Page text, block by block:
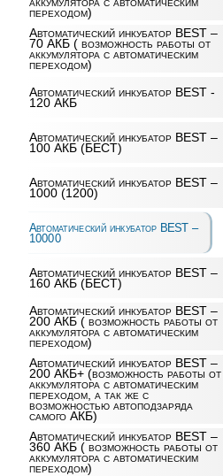
переходом)
Автоматический инкубатор BEST –
70 АКБ ( возможность работы от
аккумулятора с автоматическим
переходом)
Автоматический инкубатор BEST -
120 АКБ
Автоматический инкубатор BEST –
100 АКБ (БЕСТ)
Автоматический инкубатор BEST –
1000 (1200)
Автоматический инкубатор BEST –
10000
Автоматический инкубатор BEST –
160 АКБ (БЕСТ)
Автоматический инкубатор BEST –
200 АКБ ( возможность работы от
аккумулятора с автоматическим
переходом)
Автоматический инкубатор BEST –
200 АКБ+ (возможность работы от
аккумулятора с автоматическим
переходом, а так же с
возможностью автоподзаряда
самого АКБ)
Автоматический инкубатор BEST –
360 АКБ ( возможность работы от
аккумулятора с автоматическим
переходом)